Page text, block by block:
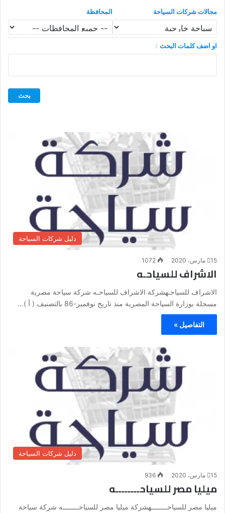
مجالات شركات السياحة المحافظة
او اضف كلمات البحث :
دليل شركات السياحة
15 مارس، 2020 1072
الاشراف للسياحـه
الاشراف للسياحـهشركة الاشراف للسياحـه شركة سياحة مصرية
مسجلة بوزارة السياحة المصرية منذ تاريخ نوفمبر-86 بالتصنيف ( أ )...
التفاصيل »
دليل شركات السياحة
15 مارس، 2020 936
ميليا مصر للسياحــــــــه
ميليا مصر للسياحــــــــهشركة ميليا مصر للسياحــــــــه شركة سياحة